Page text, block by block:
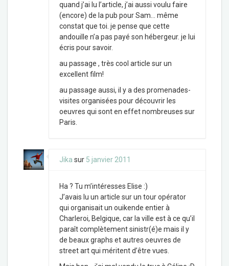
quand j’ai lu l’article, j’ai aussi voulu faire
(encore) de la pub pour Sam… même
constat que toi. je pense que cette
andouille n’a pas payé son hébergeur. je lui
écris pour savoir.
au passage , très cool article sur un
excellent film!
au passage aussi, il y a des promenades-
visites organisées pour découvrir les
oeuvres qui sont en effet nombreuses sur
Paris.
Jika sur 5 janvier 2011
Ha ? Tu m’intéresses Elise :)
J’avais lu un article sur un tour opérator
qui organisait un ouikende entier à
Charleroi, Belgique, car la ville est à ce qu’il
paraît complètement sinistr(é)e mais il y
de beaux graphs et autres oeuvres de
street art qui méritent d’être vues.